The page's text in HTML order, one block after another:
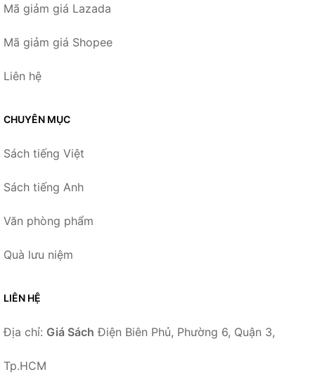
Mã giảm giá Lazada
Mã giảm giá Shopee
Liên hệ
CHUYÊN MỤC
Sách tiếng Việt
Sách tiếng Anh
Văn phòng phẩm
Quà lưu niệm
LIÊN HỆ
Địa chỉ: Giá Sách Điện Biên Phủ, Phường 6, Quận 3,
Tp.HCM